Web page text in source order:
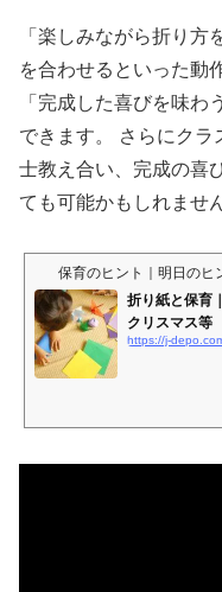
「楽しみながら折り方
を合わせるといった動
「完成した喜びを味
できます。 さらにクラ
士教え合い、完成の喜
ても可能かもしれませ
保育のヒント｜明日のヒ
折り紙と保育
クリスマス等
https://j-